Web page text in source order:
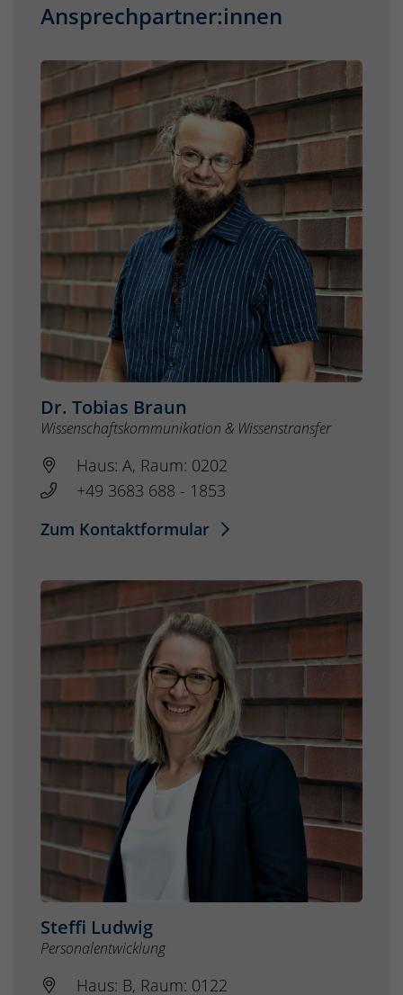
Ansprechpartner:innen
Dr. Tobias Braun
Wissenschaftskommunikation & Wissenstransfer
Haus: A, Raum: 0202
+49 3683 688 - 1853
Zum Kontaktformular
Steffi Ludwig
Personalentwicklung
Haus: B, Raum: 0122